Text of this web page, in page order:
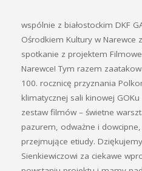
wspólnie z białostockim DKF
Ośrodkiem Kultury w Narewce
spotkanie z projektem
Narewce! Tym razem
100. rocznicę przyznania
klimatycznej sali kinowej
zestaw filmów – świetne
pazurem, odważne i
przejmujące etiudy.
Sienkiewiczowi za ciekawe